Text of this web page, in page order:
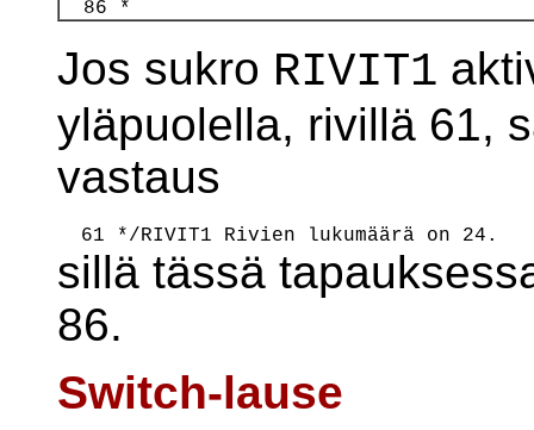
Jos sukro RIVIT1
yläpuolella, rivillä 61,
vastaus
sillä tässä
86.
Switch-lause